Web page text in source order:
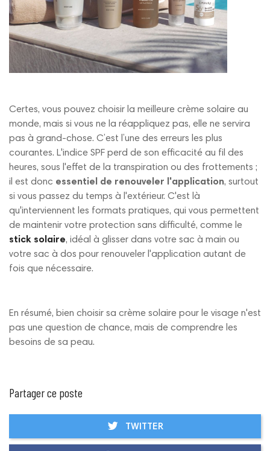
Certes, vous pouvez choisir la meilleure crème solaire au
monde, mais si vous ne la réappliquez pas, elle ne servira
pas à grand-chose. C’est l’une des erreurs les plus
courantes. L'indice SPF perd de son efficacité au fil des
heures, sous l'effet de la transpiration ou des frottements ;
il est donc essentiel de renouveler l'application, surtout
si vous passez du temps à l'extérieur. C'est là
qu'interviennent les formats pratiques, qui vous permettent
de maintenir votre protection sans difficulté, comme le
stick solaire, idéal à glisser dans votre sac à main ou
votre sac à dos pour renouveler l'application autant de
fois que nécessaire.
En résumé, bien choisir sa crème solaire pour le visage n'est
pas une question de chance, mais de comprendre les
besoins de sa peau.
Partager ce poste
TWITTER